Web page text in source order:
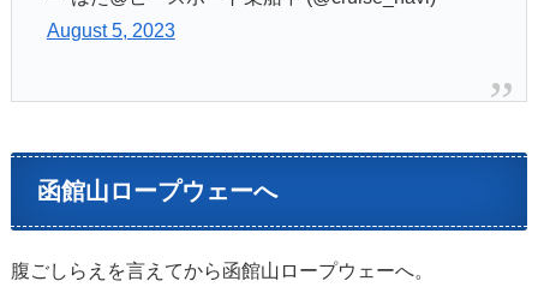
August 5, 2023
函館山ロープウェーへ
腹ごしらえを言えてから函館山ロープウェーへ。